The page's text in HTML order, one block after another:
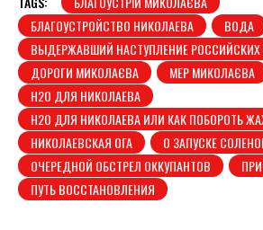
БЛАГОУСТРОЙСТВО НИКОЛАЕВА
ВОДА
ВЫДЕРЖАВШИЙ НАСТУПЛЕНИЕ РОССИЙСКИХ
ДОРОГИ МИКОЛАЄВА
МЕР МИКОЛАЄВА
Н2О ДЛЯ НИКОЛАЕВА
Н2О ДЛЯ НИКОЛАЕВА ИЛИ КАК ПОБОРОТЬ
НИКОЛАЕВСКАЯ ОГА
О ЗАПУСКЕ
ОЧЕРЕДНОЙ ОБСТРЕЛ ОККУПАНТОВ
ПУТЬ ВОССТАНОВЛЕНИЯ